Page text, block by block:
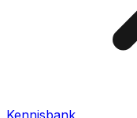
Kennisbank